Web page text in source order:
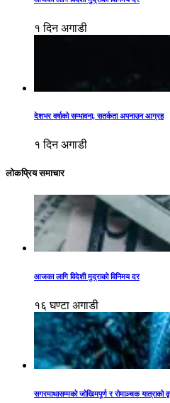
१ दिन अगाडी
देशभर वर्षाको सम्भावना, सतर्कता अपनाउन आग्रह
१ दिन अगाडी
लोकप्रिय समाचार
आजका लागि विदेशी मुद्राको विनिमय दर
१६ घण्टा अगाडी
सगरमाथासम्मको जोखिमपूर्ण र रोमाञ्चक यात्राको